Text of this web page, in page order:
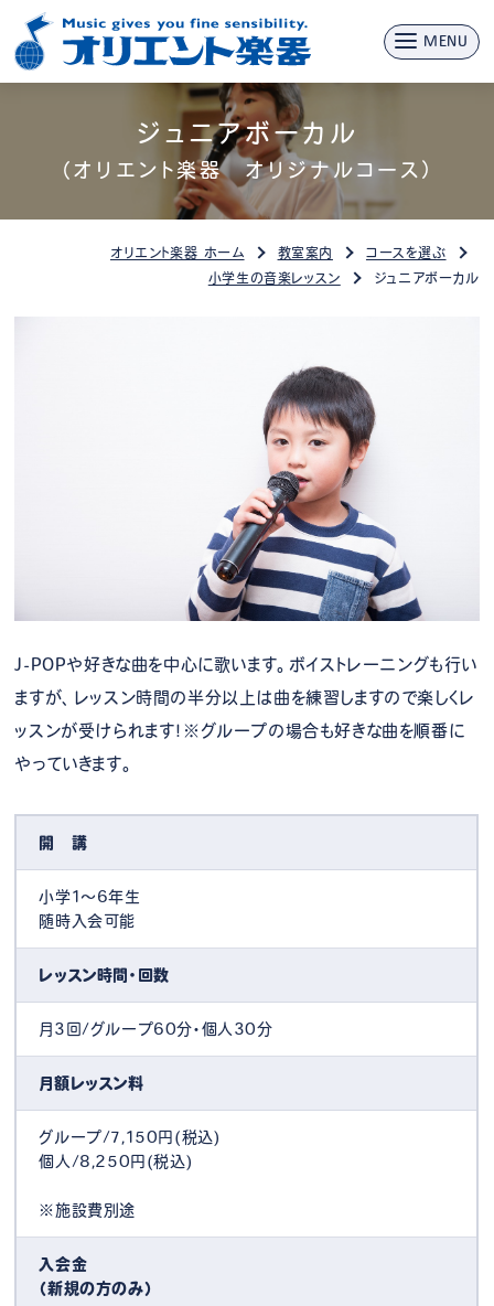
MENU
ジュニアボーカル
（オリエント楽器 オリジナルコース）
オリエント楽器 ホーム 教室案内
コースを選ぶ
小学生の音楽レッスン
ジュニアボーカル
J-POPや好きな曲を中心に歌います。ボイストレーニングも行い
ますが、レッスン時間の半分以上は曲を練習しますので楽しくレ
ッスンが受けられます！※グループの場合も好きな曲を順番に
やっていきます。
開 講
小学1～6年生
随時入会可能
レッスン時間・回数
月3回/グループ60分・個人30分
月額レッスン料
グループ/7,150円(税込)
個人/8,250円(税込)
※施設費別途
入会金
（新規の方のみ）